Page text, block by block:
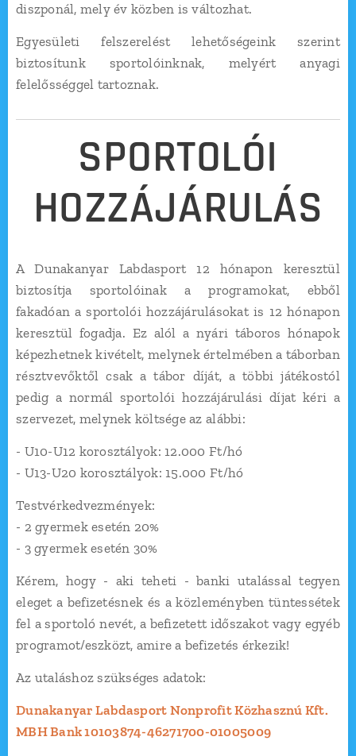
diszponál, mely év közben is változhat.
Egyesületi felszerelést lehetőségeink szerint
biztosítunk sportolóinknak, melyért anyagi
felelősséggel tartoznak.
SPORTOLÓI
HOZZÁJÁRULÁS
A Dunakanyar Labdasport 12 hónapon keresztül
biztosítja sportolóinak a programokat, ebből
fakadóan a sportolói hozzájárulásokat is 12 hónapon
keresztül fogadja. Ez alól a nyári táboros hónapok
képezhetnek kivételt, melynek értelmében a táborban
résztvevőktől csak a tábor díját, a többi játékostól
pedig a normál sportolói hozzájárulási díjat kéri a
szervezet, melynek költsége az alábbi:
- U10-U12 korosztályok: 12.000 Ft/hó
- U13-U20 korosztályok: 15.000 Ft/hó
Testvérkedvezmények:
- 2 gyermek esetén 20%
- 3 gyermek esetén 30%
Kérem, hogy - aki teheti - banki utalással tegyen
eleget a befizetésnek és a közleményben tüntessétek
fel a sportoló nevét, a befizetett időszakot vagy egyéb
programot/eszközt, amire a befizetés érkezik!
Az utaláshoz szükséges adatok:
Dunakanyar Labdasport Nonprofit Közhasznú Kft.
MBH Bank 10103874-46271700-01005009